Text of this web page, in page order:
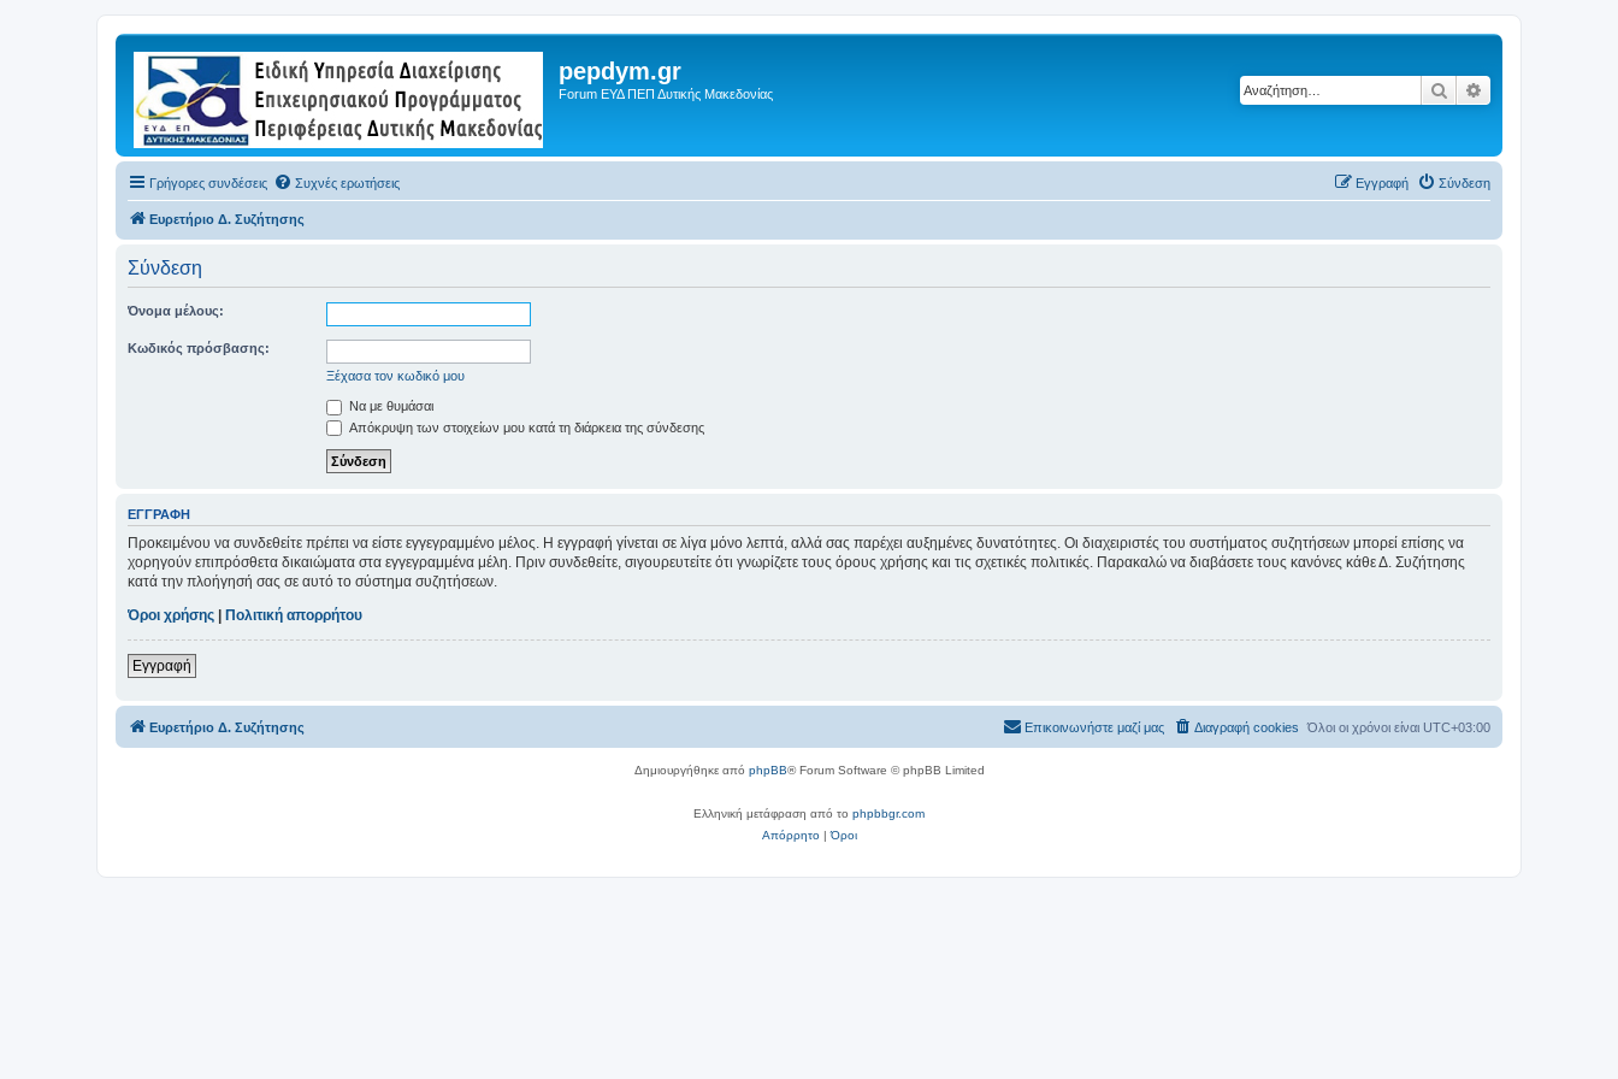
pepdym.gr
Forum ΕΥΔ ΠΕΠ Δυτικής Μακεδονίας Αναζήτηση
Γρήγορες συνδέσεις Συχνές ερωτήσεις Σύνδεση
Εγγραφή
Ευρετήριο Δ. Συζήτησης
Σύνδεση
Όνομα μέλους:
Κωδικός πρόσβασης:
Ξέχασα τον κωδικό μου
Να με θυμάσαι
Απόκρυψη των στοιχείων μου κατά τη διάρκεια της σύνδεσης
ΕΓΓΡΑΦΉ
Προκειμένου να συνδεθείτε πρέπει να είστε εγγεγραμμένο μέλος. Η εγγραφή γίνεται σε λίγα μόνο λεπτά, αλλά σας παρέχει αυξημένες δυνατότητες. Οι διαχειριστές του συστήματος συζητήσεων μπορεί επίσης να
χορηγούν επιπρόσθετα δικαιώματα στα εγγεγραμμένα μέλη. Πριν συνδεθείτε, σιγουρευτείτε ότι γνωρίζετε τους όρους χρήσης και τις σχετικές πολιτικές. Παρακαλώ να διαβάσετε τους κανόνες κάθε Δ. Συζήτησης
κατά την πλοήγησή σας σε αυτό το σύστημα συζητήσεων.
Όροι χρήσης | Πολιτική απορρήτου
Εγγραφή
Ευρετήριο Δ. Συζήτησης Όλοι οι χρόνοι είναι UTC+03:00
Διαγραφή cookies
Επικοινωνήστε μαζί μας
Δημιουργήθηκε από phpBB® Forum Software © phpBB Limited
Ελληνική μετάφραση από το phpbbgr.com
Απόρρητο|Όροι